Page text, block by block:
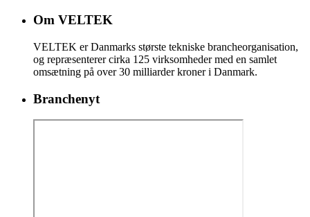
Om VELTEK
VELTEK er Danmarks største tekniske brancheorganisation,
og repræsenterer cirka 125 virksomheder med en samlet
omsætning på over 30 milliarder kroner i Danmark.
Branchenyt